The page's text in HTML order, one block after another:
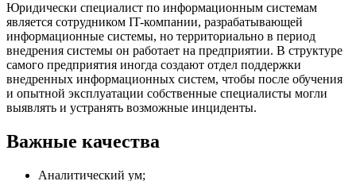
Юридически специалист по информационным системам
является сотрудником IT-компании, разрабатывающей
информационные системы, но территориально в период
внедрения системы он работает на предприятии. В структуре
самого предприятия иногда создают отдел поддержки
внедренных информационных систем, чтобы после обучения
и опытной эксплуатации собственные специалисты могли
выявлять и устранять возможные инциденты.
Важные качества
Аналитический ум;